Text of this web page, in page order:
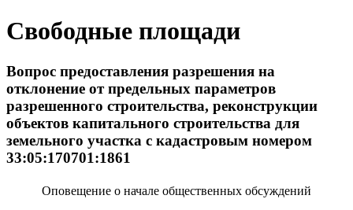
Свободные площади
Вопрос предоставления разрешения на
отклонение от предельных параметров
разрешенного строительства, реконструкции
объектов капитального строительства для
земельного участка с кадастровым номером
33:05:170701:1861
Оповещение о начале общественных обсуждений